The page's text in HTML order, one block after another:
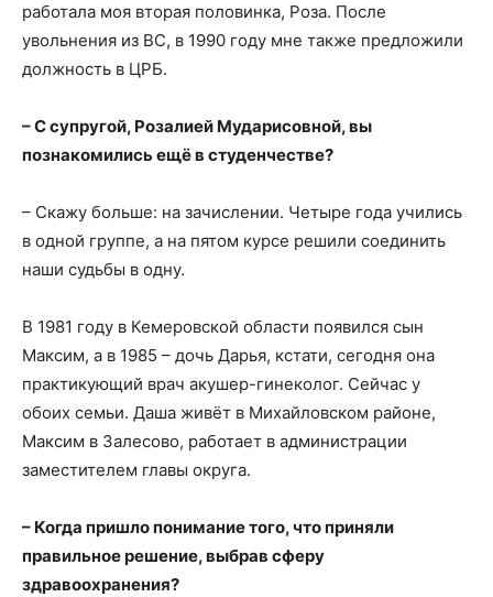
работала моя вторая половинка, Роза. После
увольнения из ВС, в 1990 году мне также предложили
должность в ЦРБ.
– С супругой, Розалией Мударисовной, вы
познакомились ещё в студенчестве?
– Скажу больше: на зачислении. Четыре года учились
в одной группе, а на пятом курсе решили соединить
наши судьбы в одну.
В 1981 году в Кемеровской области появился сын
Максим, а в 1985 – дочь Дарья, кстати, сегодня она
практикующий врач акушер-гинеколог. Сейчас у
обоих семьи. Даша живёт в Михайловском районе,
Максим в Залесово, работает в администрации
заместителем главы округа.
– Когда пришло понимание того, что приняли
правильное решение, выбрав сферу
здравоохранения?